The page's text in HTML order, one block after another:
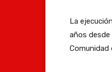
La
años desde
Comunidad